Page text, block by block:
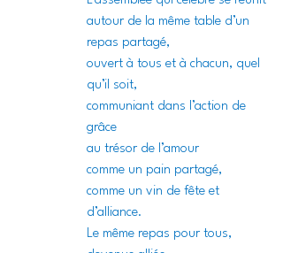
autour de la même table d’un
repas partagé,
ouvert à tous et à chacun, quel
qu’il soit,
communiant dans l’action de
grâce
au trésor de l’amour
comme un pain partagé,
comme un vin de fête et
d’alliance.
Le même repas pour tous,